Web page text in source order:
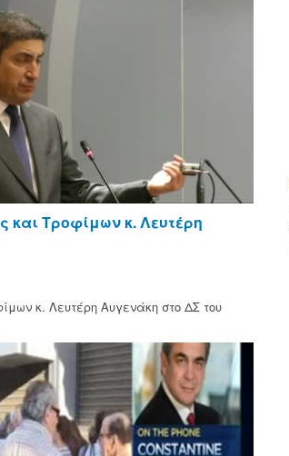
και Τροφίμων κ. Λευτέρη
κ. Λευτέρη Αυγενάκη στο ΔΣ του